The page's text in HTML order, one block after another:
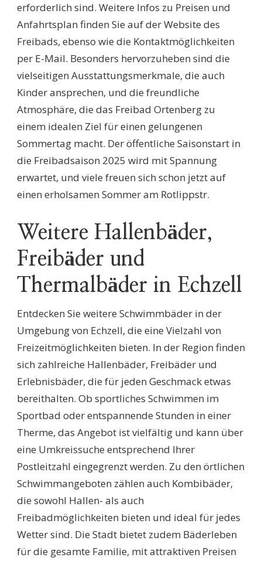
erforderlich sind. Weitere Infos zu Preisen und
Anfahrtsplan finden Sie auf der Website des
Freibads, ebenso wie die Kontaktmöglichkeiten
per E-Mail. Besonders hervorzuheben sind die
vielseitigen Ausstattungsmerkmale, die auch
Kinder ansprechen, und die freundliche
Atmosphäre, die das Freibad Ortenberg zu
einem idealen Ziel für einen gelungenen
Sommertag macht. Der öffentliche Saisonstart in
die Freibadsaison 2025 wird mit Spannung
erwartet, und viele freuen sich schon jetzt auf
einen erholsamen Sommer am Rotlippstr.
Weitere Hallenbäder,
Freibäder und
Thermalbäder in Echzell
Entdecken Sie weitere Schwimmbäder in der
Umgebung von Echzell, die eine Vielzahl von
Freizeitmöglichkeiten bieten. In der Region finden
sich zahlreiche Hallenbäder, Freibäder und
Erlebnisbäder, die für jeden Geschmack etwas
bereithalten. Ob sportliches Schwimmen im
Sportbad oder entspannende Stunden in einer
Therme, das Angebot ist vielfältig und kann über
eine Umkreissuche entsprechend Ihrer
Postleitzahl eingegrenzt werden. Zu den örtlichen
Schwimmangeboten zählen auch Kombibäder,
die sowohl Hallen- als auch
Freibadmöglichkeiten bieten und ideal für jedes
Wetter sind. Die Stadt bietet zudem Bäderleben
für die gesamte Familie, mit attraktiven Preisen